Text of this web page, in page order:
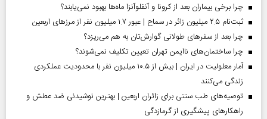
چرا برخی بیماران بعد از کرونا و آنفلوآنزا ماه‌ها بهبود نمی‌یابند؟
ثبت‌نام ۲.۵ میلیون زائر در سماح | عبور ۱.۷ میلیون نفر از مرز‌های اربعین
چرا بعد از سفرهای طولانی گوارش‌تان به هم می‌ریزد؟
چرا ساختمان‌های ناایمن تهران تعیین تکلیف نمی‌شوند؟
آمار معلولیت در ایران | بیش از ۱۰.۵ میلیون نفر با محدودیت عملکردی
زندگی می‌کنند
توصیه‌های طب سنتی برای زائران اربعین | بهترین نوشیدنی ضد عطش و
راهکارهای پیشگیری از گرمازدگی